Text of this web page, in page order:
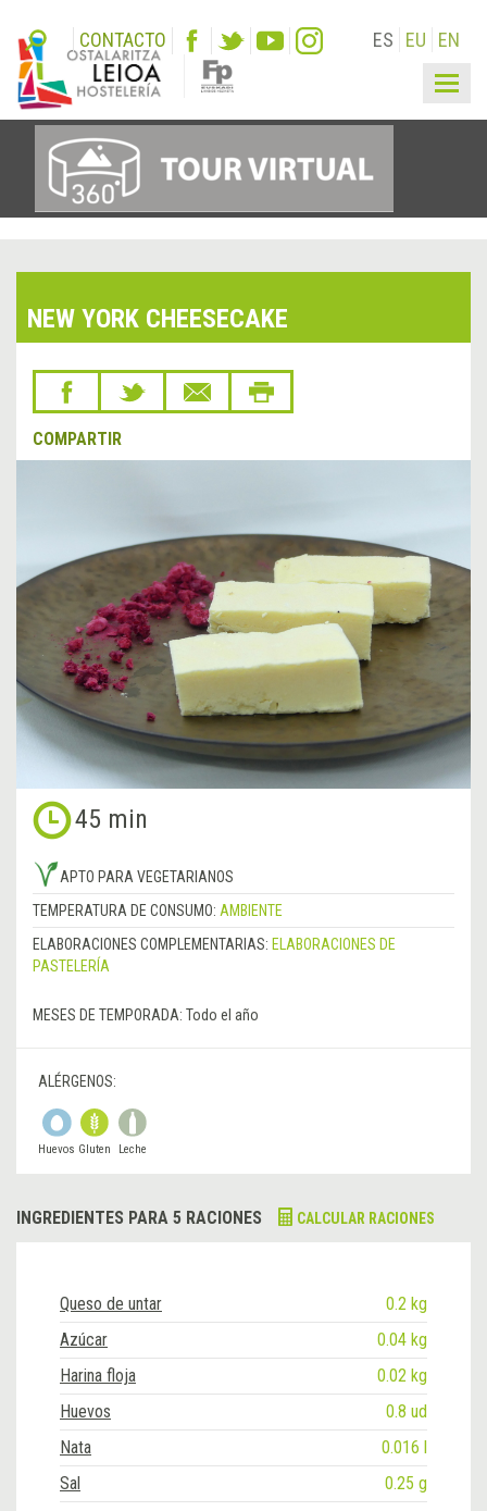
CONTACTO ES EU EN
NEW YORK CHEESECAKE
COMPARTIR
45 min
APTO PARA VEGETARIANOS
TEMPERATURA DE CONSUMO: AMBIENTE
ELABORACIONES COMPLEMENTARIAS: ELABORACIONES DE
PASTELERÍA
MESES DE TEMPORADA: Todo el año
ALÉRGENOS:
Huevos Gluten Leche
INGREDIENTES PARA 5 RACIONES CALCULAR RACIONES
Queso de untar
0.2 kg
Azúcar
0.04 kg
Harina floja
0.02 kg
Huevos
0.8 ud
Nata
0.016 l
Sal
0.25 g